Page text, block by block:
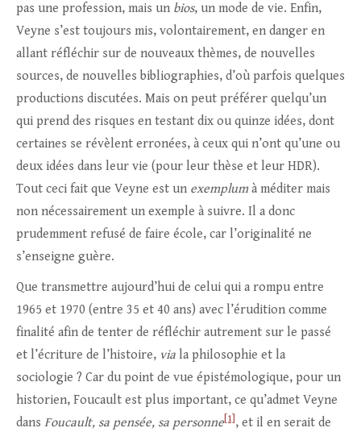
pas une profession, mais un bios, un mode de vie. Enfin,
Veyne s’est toujours mis, volontairement, en danger en
allant réfléchir sur de nouveaux thèmes, de nouvelles
sources, de nouvelles bibliographies, d’où parfois quelques
productions discutées. Mais on peut préférer quelqu’un
qui prend des risques en testant dix ou quinze idées, dont
certaines se révèlent erronées, à ceux qui n’ont qu’une ou
deux idées dans leur vie (pour leur thèse et leur HDR).
Tout ceci fait que Veyne est un exemplumà méditer mais
non nécessairement un exemple à suivre. Il a donc
prudemment refusé de faire école, car l’originalité ne
s’enseigne guère.
Que transmettre aujourd’hui de celui qui a rompu entre
1965 et 1970 (entre 35 et 40 ans) avec l’érudition comme
finalité afin de tenter de réfléchir autrement sur le passé
et l’écriture de l’histoire, via la philosophie et la
sociologie ? Car du point de vue épistémologique, pour un
historien, Foucault est plus important, ce qu’admet Veyne
dans Foucault, sa pensée, sa personne [1] , et il en serait de